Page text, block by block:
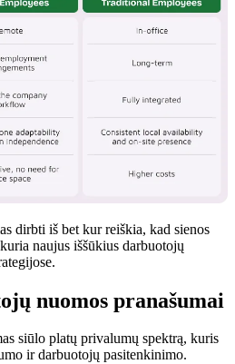
dirbti iš bet kur reiškia, kad sienos
naujus iššūkius darbuotojų
nuomos pranašumai
siūlo platų privalumų spektrą, kuris
ir darbuotojų pasitenkinimo.